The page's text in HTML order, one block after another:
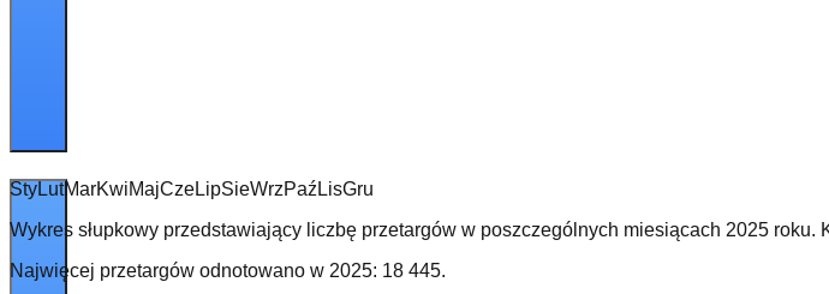
StyLutMarKwiMajCzeLipSieWrzPaź LisGru
Wykres słupkowy przedstawiający liczbę przetargów w poszczególnych miesiącach 2025 roku.
Najwięcej przetargów odnotowano w 2025: 18 445.